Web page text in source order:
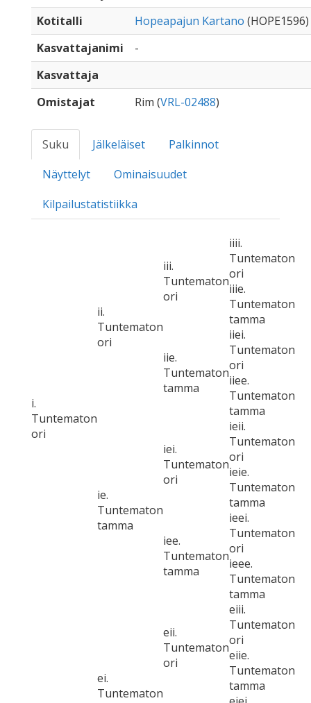
Kotitalli
Hopeapajun Kartano (HOPE1596)
Kasvattajanimi
-
Kasvattaja
Omistajat
Rim (VRL-02488)
Suku Jälkeläiset
Palkinnot
Näyttelyt
Ominaisuudet
Kilpailustatistiikka
i.
Tuntematon
ori
ii.
Tuntematon
ori
iii.
Tuntematon
ori
iiii.
Tuntematon
ori
iiie.
Tuntematon
tamma
iie.
Tuntematon
tamma
iiei.
Tuntematon
ori
iiee.
Tuntematon
tamma
ie.
Tuntematon
tamma
iei.
Tuntematon
ori
ieii.
Tuntematon
ori
ieie.
Tuntematon
tamma
iee.
Tuntematon
tamma
ieei.
Tuntematon
ori
ieee.
Tuntematon
tamma
ei.
Tuntematon
eii.
Tuntematon
ori
eiii.
Tuntematon
ori
eiie.
Tuntematon
tamma